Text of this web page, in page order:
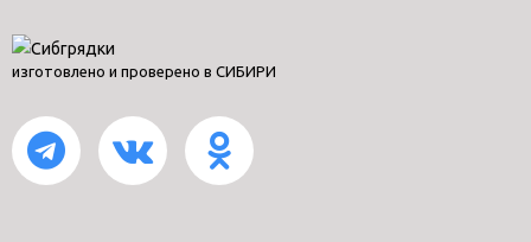
изготовлено и проверено в СИБИРИ